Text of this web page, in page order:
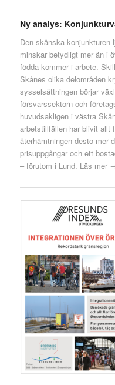
Ny analys:
Den skånska konjunkturen
minskar betydligt mer än i
födda kommer i arbete.
Skånes olika delområden
sysselsättningen börjar
försvarssektorn och
huvudsakligen i västra
arbetstillfällen har blivit allt
återhämtningen desto mer
prisuppgångar och ett
– förutom i Lund. Läs mer